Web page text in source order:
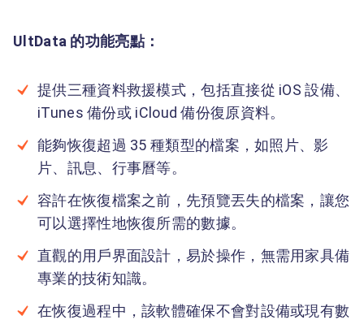
UltData 的功能亮點：
提供三種資料救援模式，包括直接從 iOS 設備、
iTunes 備份或 iCloud 備份復原資料。
能夠恢復超過 35 種類型的檔案，如照片、影
片、訊息、行事曆等。
容許在恢復檔案之前，先預覽丟失的檔案，讓您
可以選擇性地恢復所需的數據。
直觀的用戶界面設計，易於操作，無需用家具備
專業的技術知識。
在恢復過程中，該軟體確保不會對設備或現有數